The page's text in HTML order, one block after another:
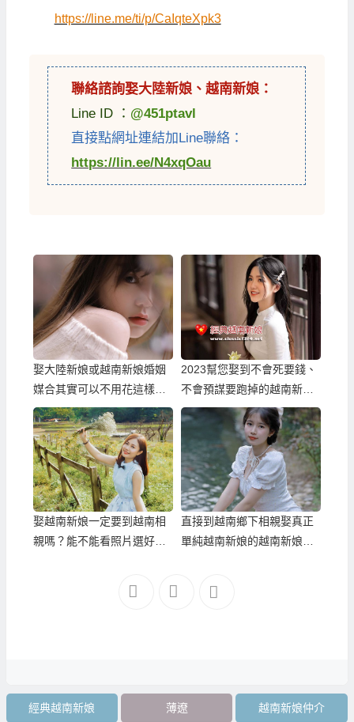
https://line.me/ti/p/CaIqteXpk3
聯絡諮詢娶大陸新娘 、越南新娘 ：
Line ID ： @451ptavl
直接點網址連結加Line聯絡：
https://lin.ee/N4xqOau
娶大陸新娘或越南新娘婚姻
媒合其實可以不用花這樣多
錢！
2023幫您娶到不會死要錢、
不會預謀要跑掉的越南新
娘！
娶越南新娘一定要到越南相
親嗎？能不能看照片選好後
直接到越南鄉下相親娶真正
單純越南新娘的越南新娘相
經典越南新娘 薄遼 越南新娘仲介